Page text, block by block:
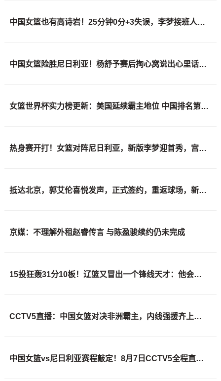
中国女篮也有高诗岩！25分钟0分+3失误，李梦接班人掉链子
中国女篮险胜尼日利亚！杨舒予赛后掏心窝说出心里话，说的很实在
女篮世界杯实力榜更新：美国延续霸主地位 中国排名第六 日本位列第十
热身赛开打！女篮对阵尼日利亚，新版李梦迎首秀，宫鲁鸣检验成效
抵达北京，郭艾伦喜悦发声，正式签约，重返球场，新岗位曝光
京媒：不理解外租赵睿传言 与陈盈骏续约仍未完成
15投狂轰31分10板！辽篮又冒出一个锋线天才：他会是下一个张镇麟吗？
CCTV5直播：中国女篮对决非洲霸主，内线强援齐上阵，敌手实力不容小觑
中国女篮vs尼日利亚赛程敲定！8月7日CCTV5全程直播，杨舒予迎来归队首战